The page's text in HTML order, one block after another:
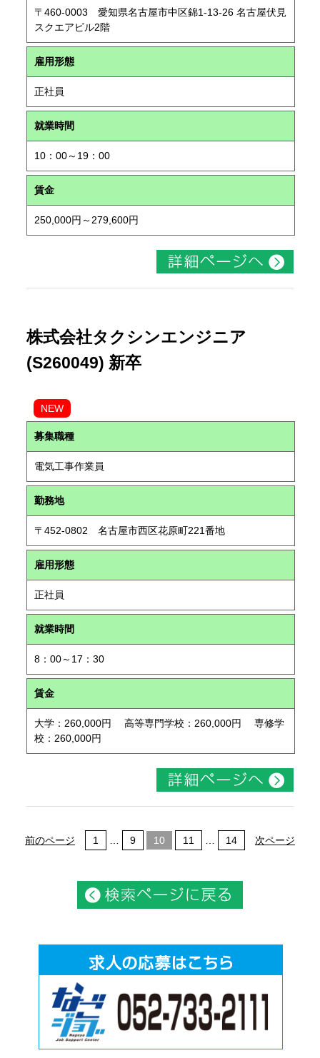
〒460-0003 愛知県名古屋市中区錦1-13-26 名古屋伏見
スクエアビル2階
雇用形態
正社員
就業時間
10：00～19：00
賃金
250,000円～279,600円
株式会社タクシンエンジニア
(S260049) 新卒
NEW
募集職種
電気工事作業員
勤務地
〒452-0802 名古屋市西区花原町221番地
雇用形態
正社員
就業時間
8：00～17：30
賃金
大学：260,000円 高等専門学校：260,000円 専修学
校：260,000円
前のページ 1 9 10 11 14 次ページ